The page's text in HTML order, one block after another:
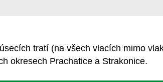
tratí (na všech vlacích mimo
okresech Prachatice a Strakonice.